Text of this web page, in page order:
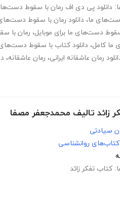
دانلود پی دی اف رمان با سقوط
ما، دانلود رمان با سقوط
دست‌های ما برای موبایل، رمان با
کامل، دانلود کتاب با سقوط
رمان عاشقانه ایرانی، رمان عاشقانه،
زائد تالیف محمدجعفر مصفا
سیادتی
کتاب‌های روانشناسی
کتاب تفکر زائد